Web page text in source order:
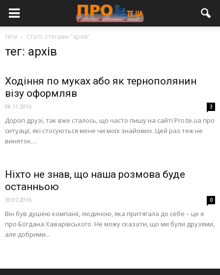
теги Статті з тегами "архів"
тег: архів
Ходіння по муках або як тернополянин
візу оформляв
08.11.2016 3
Дорогі друзі, так вже сталось, що часто пишу на сайті Pro.te.ua про
ситуації, які стосуються мене чи моїх знайомих. Цей раз теж не
виняток....
Ніхто не знав, що наша розмова буде
останньою
30.07.2016 0
Він був душею компанії, людиною, яка притягала до себе – це я
про Богдана Хаварівського. Не можу сказати, що ми були друзями,
але добрими...